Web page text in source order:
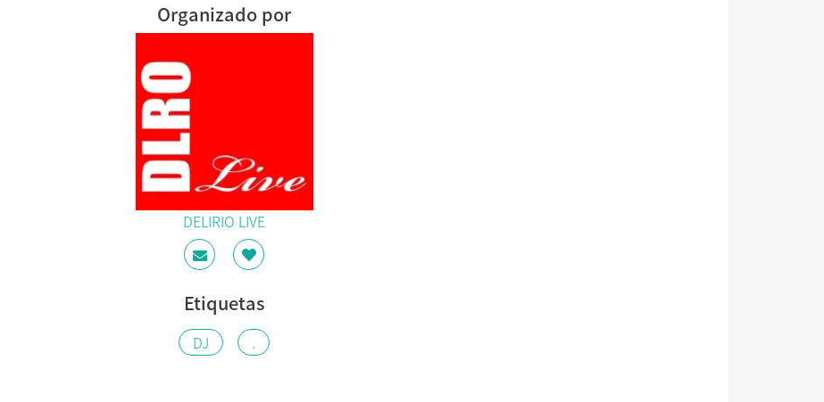
Organizado por
DELIRIO LIVE
Etiquetas
DJ .